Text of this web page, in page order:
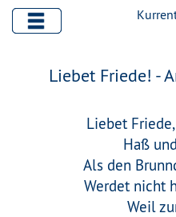
Liebet Friede! -
Liebet
Haß
Als den
Werdet nicht
Weil